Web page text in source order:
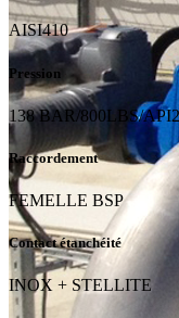
AISI410
Pression
138 BAR/800LBS/
Raccordement
FEMELLE BSP
Contact étanchéité
INOX + STELLITE